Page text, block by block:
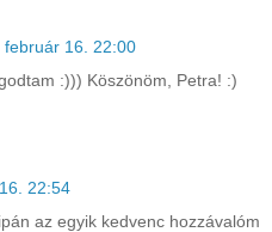
február 16. 22:00
:))) Köszönöm, Petra! :)
22:54
az egyik kedvenc hozzávalóm